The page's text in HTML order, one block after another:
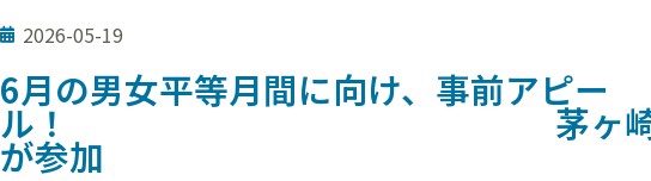
2026-05-19
6月の男女平等月間に向け、事前アピー
ル！ 茅ヶ崎駅街頭
が参加